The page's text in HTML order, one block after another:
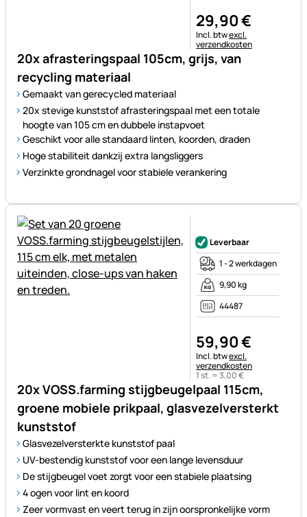
20x afrasteringspaal 105cm, grijs, van
recycling materiaal
Gemaakt van gerecycled materiaal
20x stevige kunststof afrasteringspaal met een totale
hoogte van 105 cm en dubbele instapvoet
Geschikt voor alle standaard linten, koorden, draden
Hoge stabiliteit dankzij extra langsliggers
Verzinkte grondnagel voor stabiele verankering
29,90€
Belastinginformatie:
Incl. btwexcl.
verzendkosten
20x VOSS.farming stijgbeugelpaal 115cm,
groene mobiele prikpaal, glasvezelversterkt
kunststof
Glasvezelversterkte kunststof paal
UV-bestendig kunststof voor een lange levensduur
De stijgbeugel voet zorgt voor een stabiele plaatsing
4 ogen voor lint en koord
Zeer vormvast en veert terug in zijn oorspronkelijke vorm
Leverbaar
1 - 2 werkdagen
9,90 kg
44487
59,90€
Belastinginformatie:
Incl. btwexcl.
verzendkosten
1 st. =3,00€